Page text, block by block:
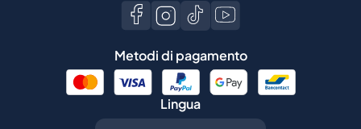
Metodi di pagamento
Lingua